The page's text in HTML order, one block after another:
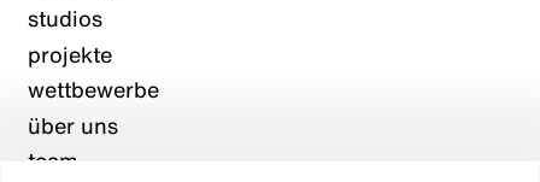
studios
projekte
wettbewerbe
über uns
team